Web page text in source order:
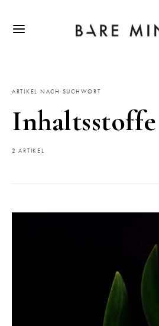
ARTIKEL NACH SUCHWORT
Inhaltsstoffe
2 ARTIKEL